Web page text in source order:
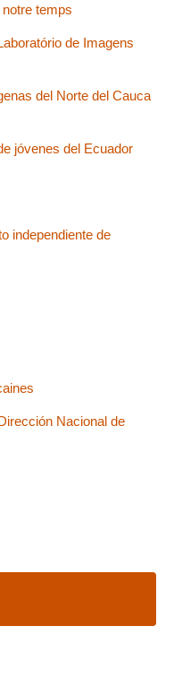
notre temps
de Imagens
del Norte del Cauca
jóvenes del Ecuador
independiente de
Nacional de